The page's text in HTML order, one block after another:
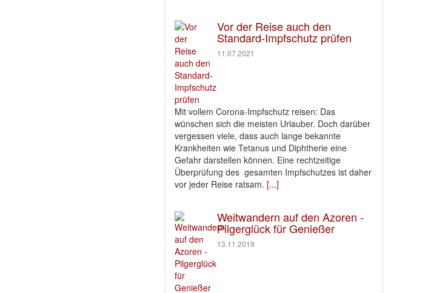
Vor der Reise auch den
Standard-Impfschutz prüfen
11.07.2021
Mit vollem Corona-Impfschutz reisen: Das
wünschen sich die meisten Urlauber. Doch darüber
vergessen viele, dass auch lange bekannte
Krankheiten wie Tetanus und Diphtherie eine
Gefahr darstellen können. Eine rechtzeitige
Überprüfung des gesamten Impfschutzes ist daher
vor jeder Reise ratsam. [...]
Weitwandern auf den Azoren -
Pilgerglück für Genießer
13.11.2019